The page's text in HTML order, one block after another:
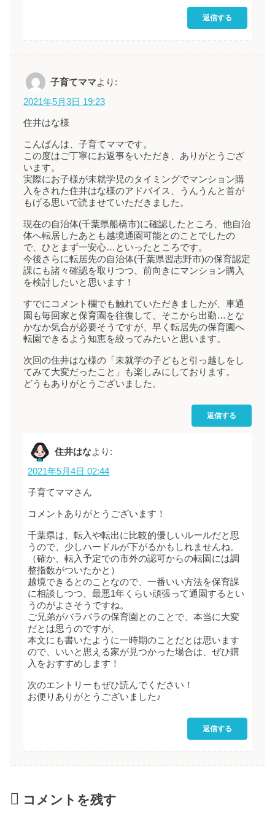
返信する
子育てママより:
2021年5月3日 19:23
住井はな様
こんばんは、子育てママです。
この度はご丁寧にお返事をいただき、ありがとうござ
います。
実際にお子様が未就学児のタイミングでマンション購
入をされた住井はな様のアドバイス、うんうんと首が
もげる思いで読ませていただきました。
現在の自治体(千葉県船橋市)に確認したところ、他自治
体へ転居したあとも越境通園可能とのことでしたの
で、ひとまず一安心…といったところです。
今後さらに転居先の自治体(千葉県習志野市)の保育認定
課にも諸々確認を取りつつ、前向きにマンション購入
を検討したいと思います！
すでにコメント欄でも触れていただきましたが、車通
園も毎回家と保育園を往復して、そこから出勤…とな
かなか気合が必要そうですが、早く転居先の保育園へ
転園できるよう知恵を絞ってみたいと思います。
次回の住井はな様の「未就学の子どもと引っ越しをし
てみて大変だったこと」も楽しみにしております。
どうもありがとうございました。
返信する
住井はなより:
2021年5月4日 02:44
子育てママさん
コメントありがとうございます！
千葉県は、転入や転出に比較的優しいルールだと思
うので、少しハードルが下がるかもしれませんね。
（確か、転入予定での市外の認可からの転園には調
整指数がついたかと）
越境できるとのことなので、一番いい方法を保育課
に相談しつつ、最悪1年くらい頑張って通園するとい
うのがよさそうですね。
ご兄弟がバラバラの保育園とのことで、本当に大変
だとは思うのですが、
本文にも書いたように一時期のことだとは思います
ので、いいと思える家が見つかった場合は、ぜひ購
入をおすすめします！
次のエントリーもぜひ読んでください！
お便りありがとうございました♪
返信する
コメントを残す